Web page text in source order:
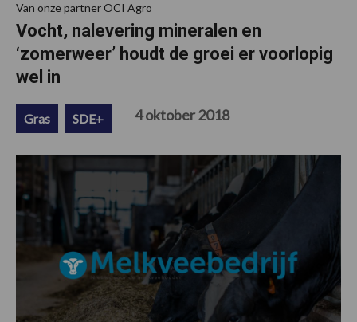
Van onze partner OCI Agro
Vocht, nalevering mineralen en
‘zomerweer’ houdt de groei er voorlopig
wel in
Gras SDE+ 4 oktober 2018